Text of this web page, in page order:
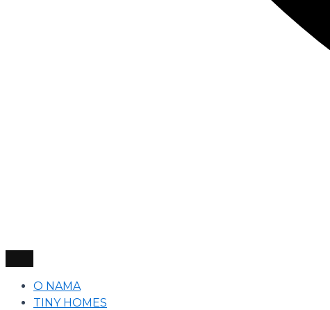
O NAMA
TINY HOMES